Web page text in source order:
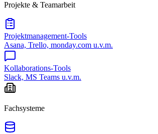
Projekte & Teamarbeit
Projektmanagement-Tools
Asana, Trello, monday.com u.v.m.
Kollaborations-Tools
Slack, MS Teams u.v.m.
Fachsysteme